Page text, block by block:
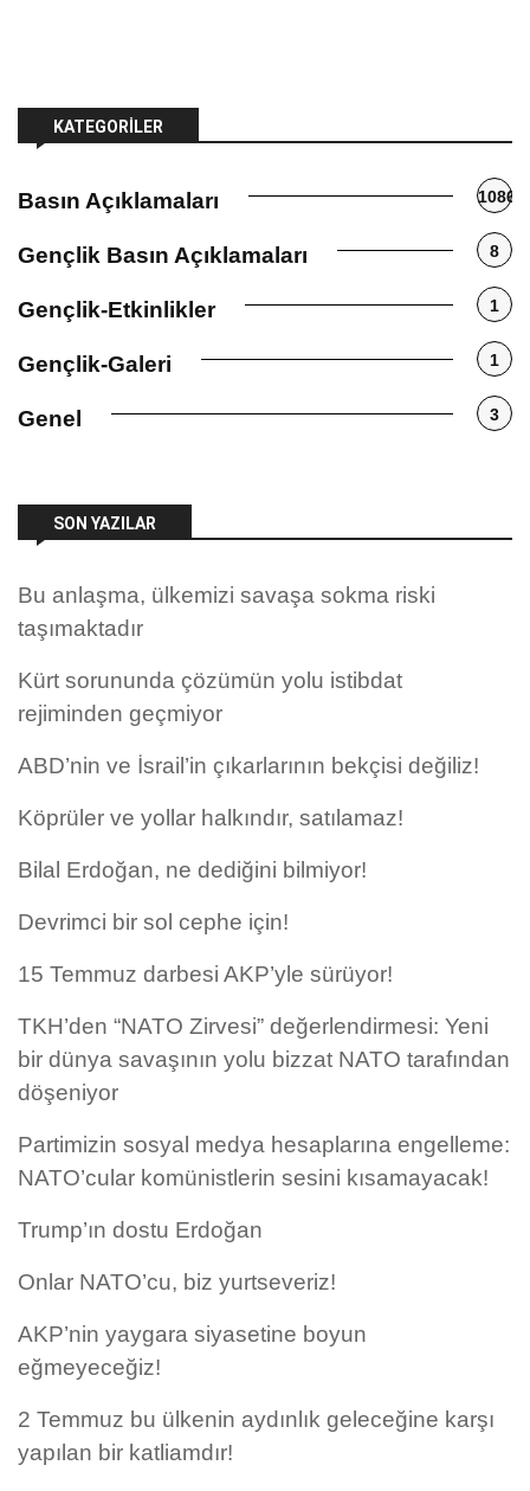
KATEGORILER
Basın Açıklamaları 1086
Gençlik Basın Açıklamaları 8
Gençlik-Etkinlikler 1
Gençlik-Galeri 1
Genel 3
SON YAZILAR
Bu anlaşma, ülkemizi savaşa sokma riski
taşımaktadır
Kürt sorununda çözümün yolu istibdat
rejiminden geçmiyor
ABD’nin ve İsrail’in çıkarlarının bekçisi değiliz!
Köprüler ve yollar halkındır, satılamaz!
Bilal Erdoğan, ne dediğini bilmiyor!
Devrimci bir sol cephe için!
15 Temmuz darbesi AKP’yle sürüyor!
TKH’den “NATO Zirvesi” değerlendirmesi: Yeni
bir dünya savaşının yolu bizzat NATO tarafından
döşeniyor
Partimizin sosyal medya hesaplarına engelleme:
NATO’cular komünistlerin sesini kısamayacak!
Trump’ın dostu Erdoğan
Onlar NATO’cu, biz yurtseveriz!
AKP’nin yaygara siyasetine boyun
eğmeyeceğiz!
2 Temmuz bu ülkenin aydınlık geleceğine karşı
yapılan bir katliamdır!